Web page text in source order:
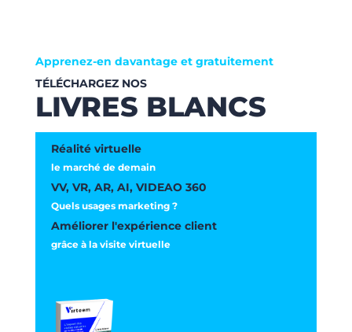
Apprenez-en davantage et gratuitement
TÉLÉCHARGEZ NOS
LIVRES BLANCS
Réalité virtuelle
le marché de demain
VV, VR, AR, AI, VIDEAO 360
Quels usages marketing ?
Améliorer l'expérience client
grâce à la visite virtuelle